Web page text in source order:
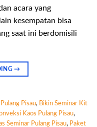
acara yang
kesempatan bisa
saat ini berdomisili
→
Pisau, Bikin Seminar Kit
Kaos Pulang Pisau,
Seminar Pulang Pisau, Paket